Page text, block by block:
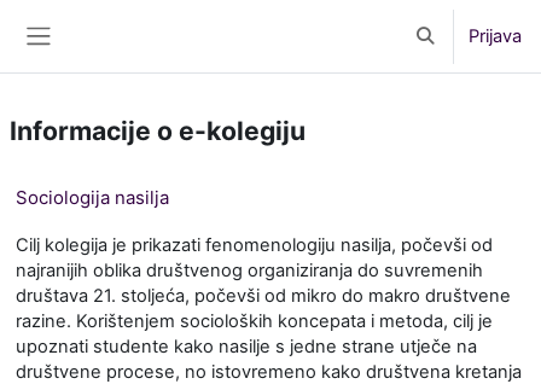
Toggle search
Prijava
Informacije o e-kolegiju
Sociologija nasilja
Cilj kolegija je prikazati fenomenologiju nasilja, počevši od
najranijih oblika društvenog organiziranja do suvremenih
društava 21. stoljeća, počevši od mikro do makro društvene
razine. Korištenjem socioloških koncepata i metoda, cilj je
upoznati studente kako nasilje s jedne strane utječe na
društvene procese, no istovremeno kako društvena kretanja